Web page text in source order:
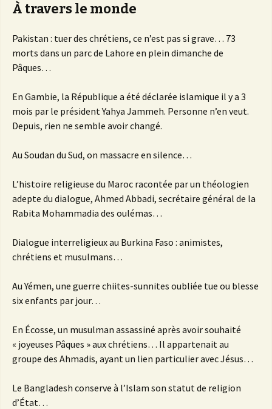
À travers le monde
Pakistan : tuer des chrétiens, ce n’est pas si grave… 73
morts dans un parc de Lahore en plein dimanche de
Pâques…
En Gambie, la République a été déclarée islamique il y a 3
mois par le président Yahya Jammeh. Personne n’en veut.
Depuis, rien ne semble avoir changé.
Au Soudan du Sud, on massacre en silence…
L’histoire religieuse du Maroc racontée par un théologien
adepte du dialogue, Ahmed Abbadi, secrétaire général de la
Rabita Mohammadia des oulémas…
Dialogue interreligieux au Burkina Faso : animistes,
chrétiens et musulmans…
Au Yémen, une guerre chiites-sunnites oubliée tue ou blesse
six enfants par jour…
En Écosse, un musulman assassiné après avoir souhaité
« joyeuses Pâques » aux chrétiens… Il appartenait au
groupe des Ahmadis, ayant un lien particulier avec Jésus…
Le Bangladesh conserve à l’Islam son statut de religion
d’État…